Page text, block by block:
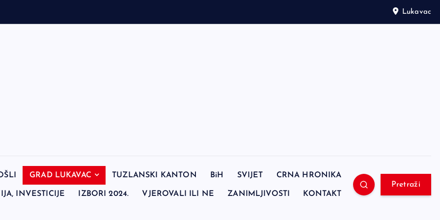
Lukavac
GRAD LUKAVAC TUZLANSKI KANTON BiH SVIJET CRNA HRONIKA
INVESTICIJE IZBORI 2024. VJEROVALI ILI NE ZANIMLJIVOSTI KONTAKT
Pretraži